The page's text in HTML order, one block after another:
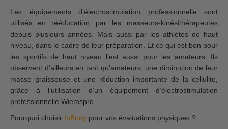
Les équipements d’électrostimulation professionnelle sont
utilisés en rééducation par les masseurs-kinésithérapeutes
depuis plusieurs années. Mais aussi par les athlètes de haut
niveau, dans le cadre de leur préparation. Et ce qui est bon pour
les sportifs de haut niveau l’est aussi pour les amateurs. Ils
observent d’ailleurs en tant qu’amateurs, une diminution de leur
masse graisseuse et une réduction importante de la cellulite,
grâce à l’utilisation d’un équipement d’électrostimulation
professionnelle Wiemspro.
Pourquoi choisir InBody pour vos évaluations physiques ?